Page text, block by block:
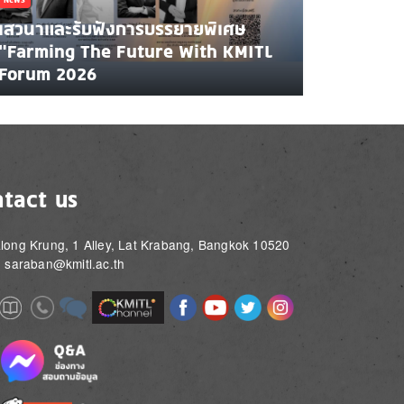
สวนาและรับฟังการบรรยายพิเศษ
The Future With KMITL
2026
us
Krung, 1 Alley, Lat Krabang, Bangkok 10520
saraban@kmitl.ac.th
ImageImage Image ImageImageImageImage